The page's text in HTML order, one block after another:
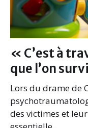
« C’est à
que l’on
Lors du drame de
des victimes et